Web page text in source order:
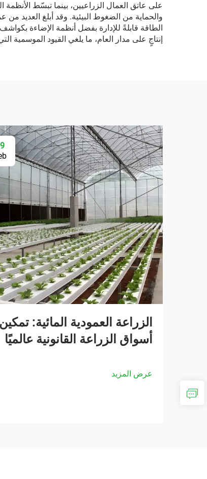
على عاتق العمال الزراعيين، بينما تبسّط
إنتاجٍ على مدار العام، ما يلغي القيود الموسمية
الزراعة العمودية المائية: تمكين
أسواق الزراعة القانونية عالميًا
عرض المزيد